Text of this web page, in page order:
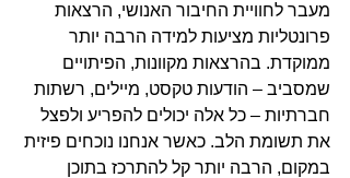
מעבר לחוויית החיבור האנושי, הרצאות
פרונטליות מציעות למידה הרבה יותר
ממוקדת. בהרצאות מקוונות, הפיתויים
שמסביב – הודעות טקסט, מיילים, רשתות
חברתיות – כל אלה יכולים להפריע ולפצל
את תשומת הלב. כאשר אנחנו נוכחים פיזית
במקום, הרבה יותר קל להתרכז בתוכן